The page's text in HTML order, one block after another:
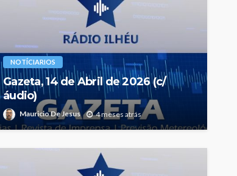
NOTÍCIARIOS
Gazeta, 14 de Abril de 2026 (c/
áudio)
Mauricio De Jesus 4 meses atrás